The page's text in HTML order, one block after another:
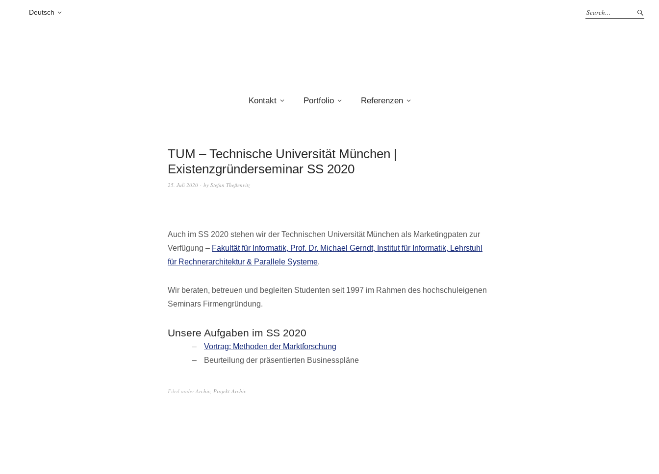
Deutsch
Kontakt Portfolio Referenzen
TUM – Technische Universität München |
Existenzgründerseminar SS 2020
25. Juli 2020 by Stefan Theßenvitz
Auch im SS 2020 stehen wir der Technischen Universität München als Marketingpaten zur
Verfügung – Fakultät für Informatik, Prof. Dr. Michael Gerndt, Institut für Informatik, Lehrstuhl
für Rechnerarchitektur & Parallele Systeme.
Wir beraten, betreuen und begleiten Studenten seit 1997 im Rahmen des hochschuleigenen
Seminars Firmengründung.
Unsere Aufgaben im SS 2020
Vortrag: Methoden der Marktforschung
Beurteilung der präsentierten Businesspläne
Filed underArchiv, Projekt-Archiv